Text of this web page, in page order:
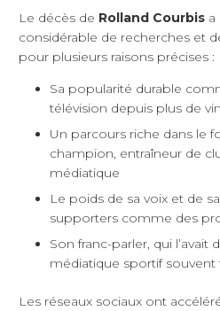
Le décès de Rolland Courbis a
considérable de recherches et
pour plusieurs raisons précises :
Sa popularité durable
télévision depuis plus de
Un parcours riche dans le
champion, entraîneur de
médiatique
Le poids de sa voix et de
supporters comme des
Son franc-parler, qui
médiatique sportif souvent
Les réseaux sociaux ont